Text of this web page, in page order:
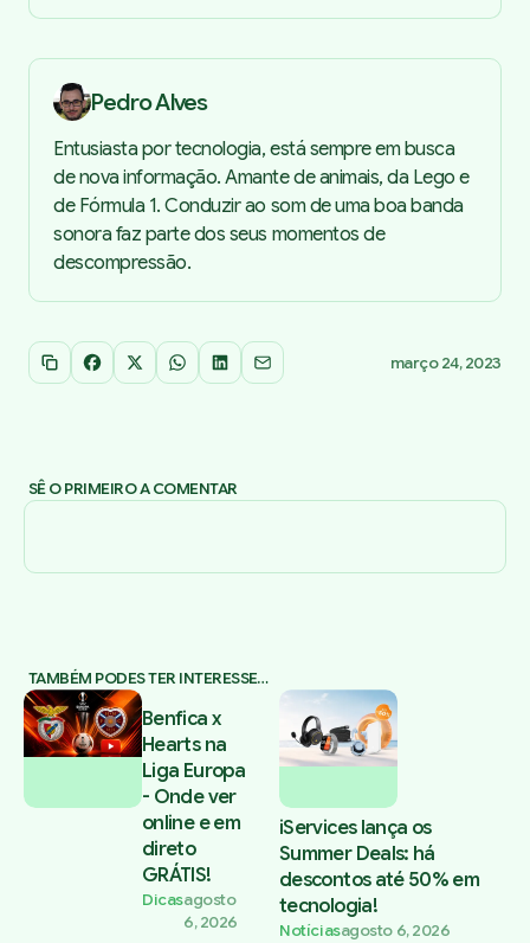
Pedro Alves
Entusiasta por tecnologia, está sempre em busca
de nova informação. Amante de animais, da Lego e
de Fórmula 1. Conduzir ao som de uma boa banda
sonora faz parte dos seus momentos de
descompressão.
Copiar link
Facebook
X WhatsApp
LinkedInEmail março 24, 2023
SÊ O PRIMEIRO A COMENTAR
TAMBÉM PODES TER INTERESSE…
Benfica x
Hearts na
Liga Europa
- Onde ver
online e em
direto
GRÁTIS!
Dicasagosto
6, 2026
iServices lança os
Summer Deals: há
descontos até 50% em
tecnologia!
Notíciasagosto 6, 2026